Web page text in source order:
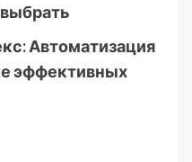
выбрать
Автоматизация
эффективных